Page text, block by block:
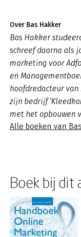
Over Bas Hakker
Bas Hakker
schreef daarna als
marketing voor
en
hoofdredacteur
zijn bedrijf
met het opbouwen
Alle boeken van
Boek bij dit